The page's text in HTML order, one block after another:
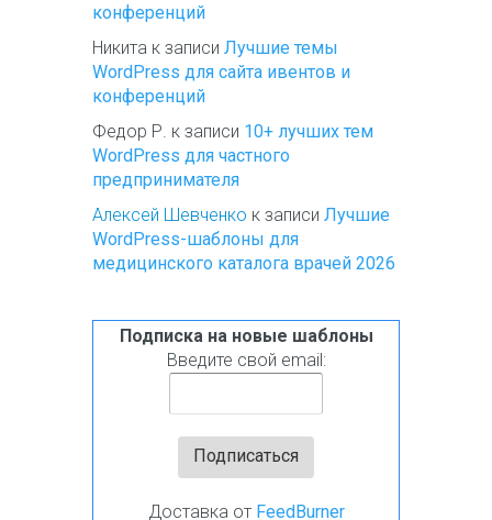
конференций
Никита к записи Лучшие темы
WordPress для сайта ивентов и
конференций
Федор Р. к записи 10+ лучших тем
WordPress для частного
предпринимателя
Алексей Шевченко к записи Лучшие
WordPress-шаблоны для
медицинского каталога врачей 2026
Подписка на новые шаблоны
Введите свой email:
Доставка от FeedBurner